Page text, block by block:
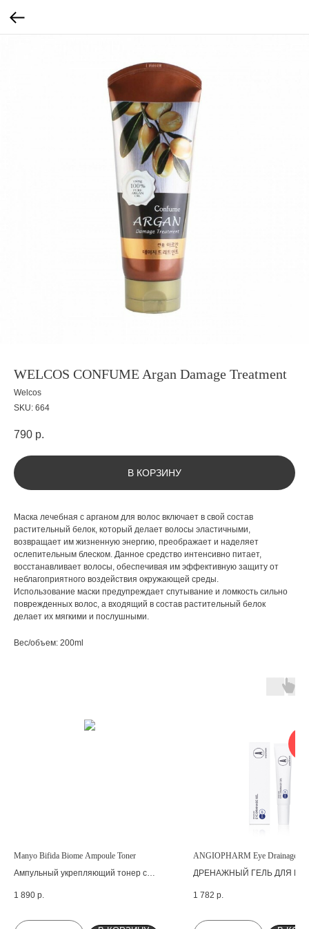
WELCOS CONFUME Argan Damage Treatment
Welcos
SKU: 664
790 р.
В КОРЗИНУ
Маска лечебная с арганом для волос включает в свой состав
растительный белок, который делает волосы эластичными,
возвращает им жизненную энергию, преображает и наделяет
ослепительным блеском. Данное средство интенсивно питает,
восстанавливает волосы, обеспечивая им эффективную защиту от
неблагоприятного воздействия окружающей среды.
Использование маски предупреждает спутывание и ломкость сильно
поврежденных волос, а входящий в состав растительный белок
делает их мягкими и послушными.
Вес/объем: 200ml
Manyo Bifida Biome Ampoule Toner
Ампульный укрепляющий тонер с
1 890 р.
ANGIOPHARM Eye Drainage
ДРЕНАЖНЫЙ ГЕЛЬ ДЛЯ
1 782 р.